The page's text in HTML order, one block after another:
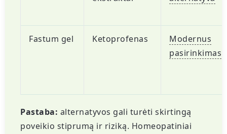
Fastum gel Ketoprofenas
Modernus
pasirinkimas
Pastaba: alternatyvos gali turėti skirtingą
poveikio stiprumą ir riziką. Homeopatiniai